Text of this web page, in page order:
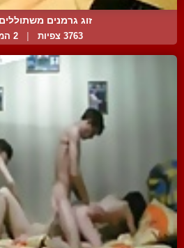
זוג גרמנים
3763 צפיות | 2 המלצות